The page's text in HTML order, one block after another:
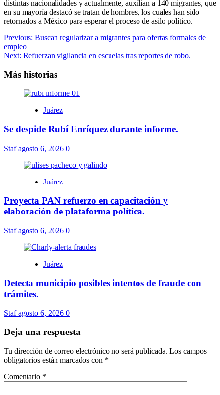
distintas nacionalidades y actualmente, auxilian a 140 migrantes, que
en su mayoría destacó se tratan de hombres, los cuales han sido
retornados a México para esperar el proceso de asilo político.
Navegación
de
Previous: Buscan regularizar a migrantes para ofertas formales de
empleo
Next: Refuerzan vigilancia en escuelas tras reportes de robo.
Más historias
Juárez
Se despide Rubí Enríquez durante informe.
Stafagosto 6, 2026 0
Juárez
Proyecta PAN refuerzo en capacitación y
elaboración de plataforma política.
Stafagosto 6, 2026 0
Juárez
Detecta municipio posibles intentos de fraude con
trámites.
Stafagosto 6, 2026 0
Deja una respuesta
Tu dirección de correo electrónico no será publicada. Los campos
obligatorios están marcados con *
Comentario *